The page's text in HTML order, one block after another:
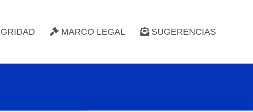
MARCO LEGAL SUGERENCIAS